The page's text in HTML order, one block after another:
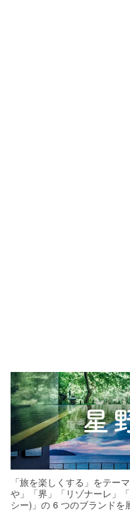
「旅を楽しくする」をテー
や」「界」「リゾナーレ」
シー)」の 6 つのブランドを